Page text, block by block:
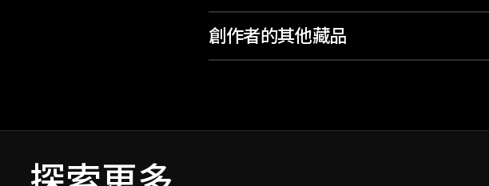
創作者的其他藏品